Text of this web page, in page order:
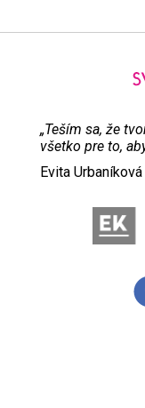
„Teším sa, že
všetko pre to,
Evita Urbaníková